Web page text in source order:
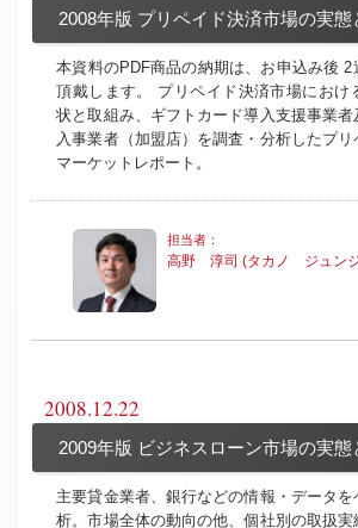
2008年版 プリペイド決済市場の実態
本資料のPDF商品の納期は、お申込み後 2
頂戴します。 プリペイド決済市場におけ
状と取組み、ギフトカード導入支援事業
入事業者（加盟店）を調査・分析したプ
マーケットレポート。
高野 淳司 (タカノ ジュン
2008.12.22
2009年版 ビジネスローン市場の実態
主要貸金業者、銀行などの情報・データ
析。市場全体の動向の他、個社別の取扱実